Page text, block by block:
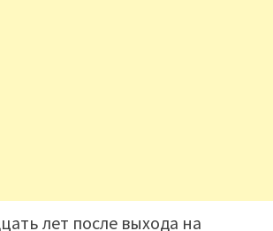
лет после выхода на